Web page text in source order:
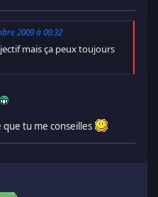
2009 à 00:32
mais ça peux toujours
tu me conseilles